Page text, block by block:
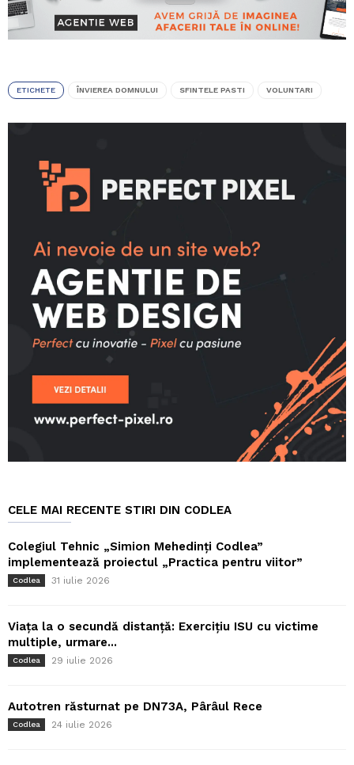
ETICHETE ÎNVIEREA DOMNULUI SFINTELE PASTI VOLUNTARI
CELE MAI RECENTE STIRI DIN CODLEA
Colegiul Tehnic „Simion Mehedinți Codlea”
implementează proiectul „Practica pentru viitor”
Codlea 31 iulie 2026
Viața la o secundă distanță: Exercițiu ISU cu victime
multiple, urmare...
Codlea 29 iulie 2026
Autotren răsturnat pe DN73A, Pârâul Rece
Codlea 24 iulie 2026